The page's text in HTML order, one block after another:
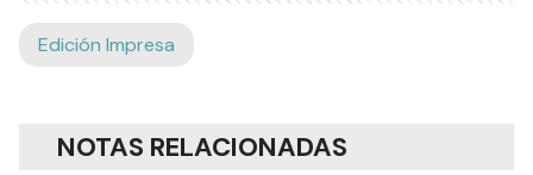
Edición Impresa
NOTAS RELACIONADAS